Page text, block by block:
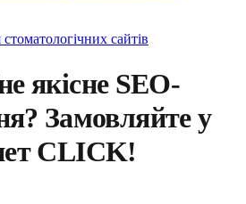
сайтів
якісне SEO-
Замовляйте у
CLICK!